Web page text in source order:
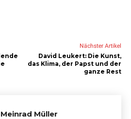
Nächster Artikel
David Leukert: Die Kunst,
das Klima, der Papst und der
ganze Rest
Meinrad Müller